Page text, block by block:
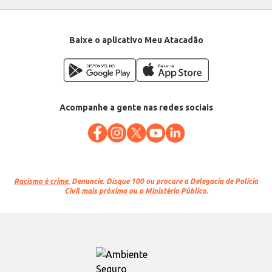
Baixe o aplicativo Meu Atacadão
Acompanhe a gente nas redes sociais
Racismo é crime. Denuncie. Disque 100 ou procure a Delegacia de Polícia
Civil mais próxima ou o Ministério Público.